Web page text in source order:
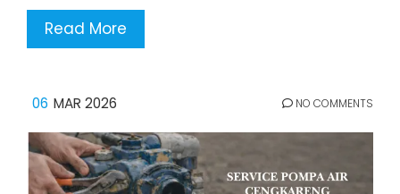
Read More
06 MAR 2026 NO COMMENTS